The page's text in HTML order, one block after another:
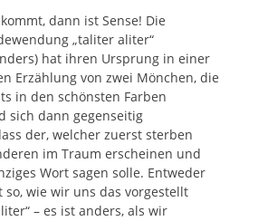
dann ist Sense! Die
„taliter aliter“
hat ihren Ursprung in einer
Erzählung von zwei Mönchen, die
in den schönsten Farben
sich dann gegenseitig
der, welcher zuerst sterben
im Traum erscheinen und
Wort sagen solle. Entweder
so, wie wir uns das vorgestellt
– es ist anders, als wir